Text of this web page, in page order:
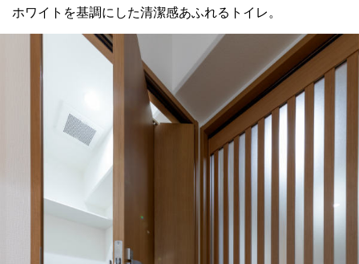
ホワイトを基調にした清潔感あふれるトイレ。